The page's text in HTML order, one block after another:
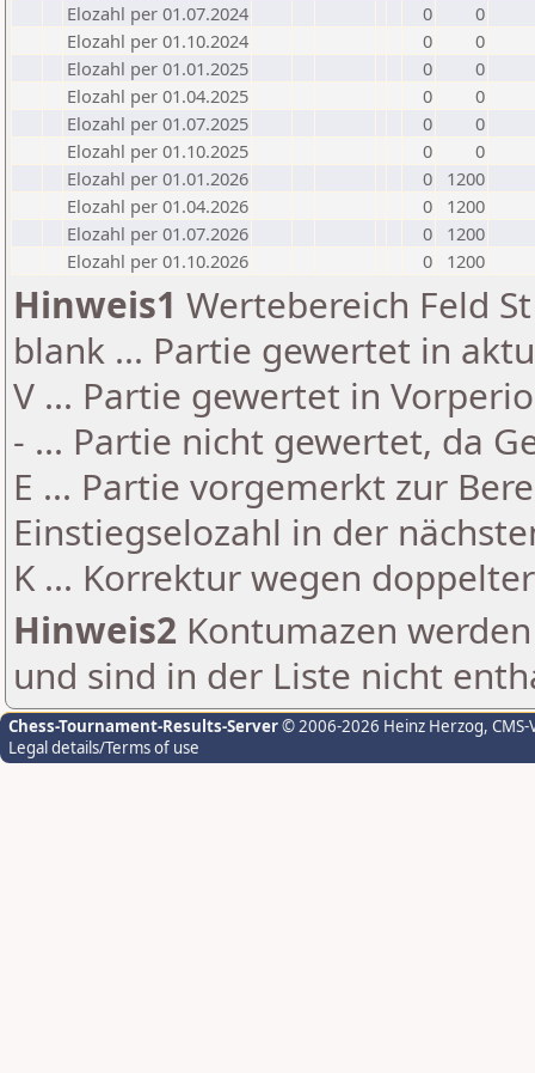
Elozahl per 01.07.2024
0
0
Elozahl per 01.10.2024
0
0
Elozahl per 01.01.2025
0
0
Elozahl per 01.04.2025
0
0
Elozahl per 01.07.2025
0
0
Elozahl per 01.10.2025
0
0
Elozahl per 01.01.2026
0
1200
Elozahl per 01.04.2026
0
1200
Elozahl per 01.07.2026
0
1200
Elozahl per 01.10.2026
0 1200
Hinweis1 Wertebereich Feld
blank ... Partie gewertet in
V ... Partie gewertet in
- ... Partie nicht gewertet, da
E ... Partie vorgemerkt zur
Einstiegselozahl in der
K ... Korrektur wegen
Hinweis2 Kontumazen
und sind in der Liste nicht
Chess-Tournament-Results-Server© 2006-2026 Heinz Herzog,
Legal details/Terms of use